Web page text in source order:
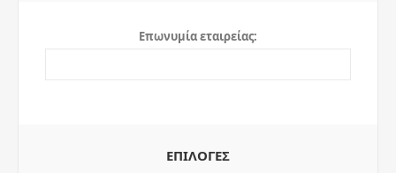
Επωνυμία εταιρείας:
ΕΠΙΛΟΓΈΣ